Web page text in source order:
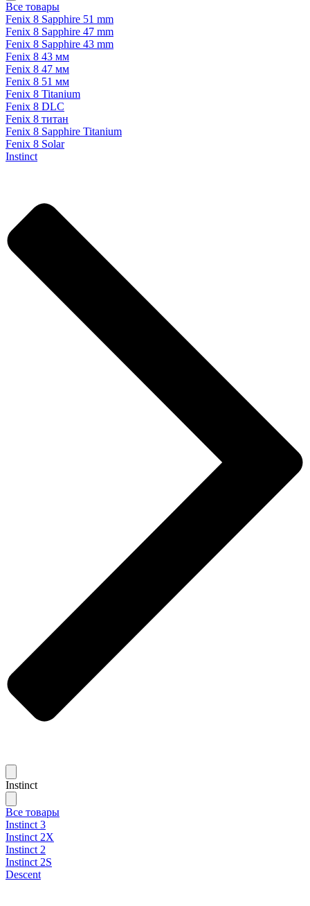
Все товары
Fenix 8 Sapphire 51 mm
Fenix 8 Sapphire 47 mm
Fenix 8 Sapphire 43 mm
Fenix 8 43 мм
Fenix 8 47 мм
Fenix 8 51 мм
Fenix 8 Titanium
Fenix 8 DLC
Fenix 8 титан
Fenix 8 Sapphire Titanium
Fenix 8 Solar
Instinct
Instinct
Все товары
Instinct 3
Instinct 2X
Instinct 2
Instinct 2S
Descent